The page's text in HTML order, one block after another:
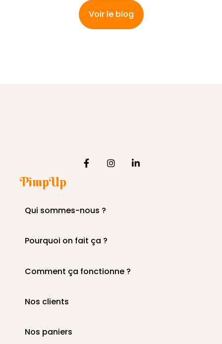
Voir le blog
PimpUp
Qui sommes-nous ?
Pourquoi on fait ça ?
Comment ça fonctionne ?
Nos clients
Nos paniers